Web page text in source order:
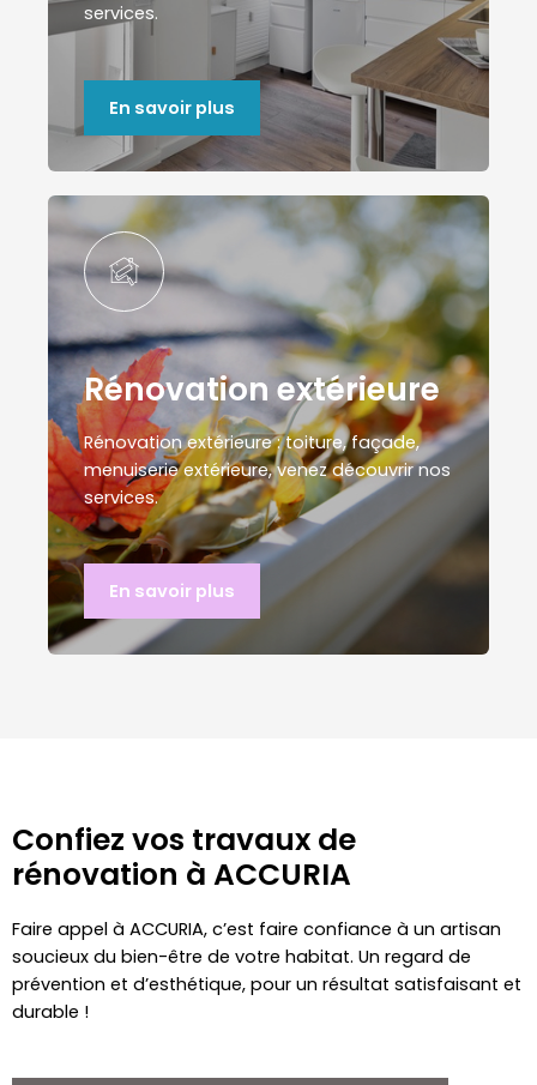
services.
En savoir plus​
Rénovation extérieure
Rénovation extérieure : toiture, façade,
menuiserie extérieure, venez découvrir nos
services.
En savoir plus​
Confiez vos travaux de
rénovation à ACCURIA
Faire appel à ACCURIA, c’est faire confiance à un artisan
soucieux du bien-être de votre habitat. Un regard de
prévention et d’esthétique, pour un résultat satisfaisant et
durable !